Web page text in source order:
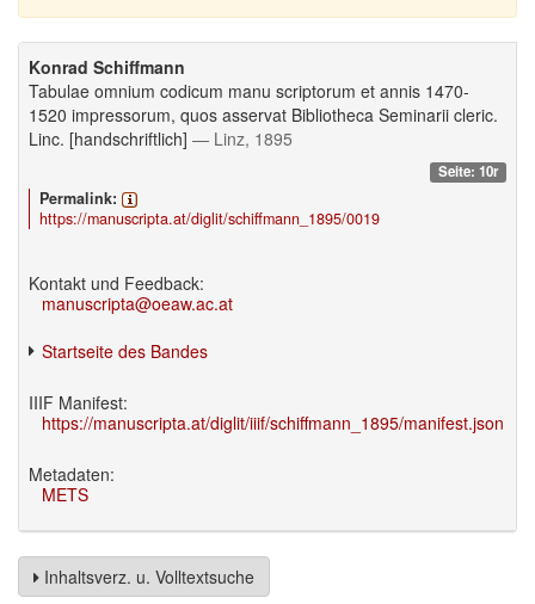
Konrad Schiffmann
Tabulae omnium codicum manu scriptorum et annis 1470-
1520 impressorum, quos asservat Bibliotheca Seminarii cleric.
Linc. [handschriftlich] — Linz, 1895
Seite: 10r
Permalink:
https://manuscripta.at/diglit/schiffmann_1895/0019
Kontakt und Feedback:
manuscripta@oeaw.ac.at
Startseite des Bandes
IIIF Manifest:
https://manuscripta.at/diglit/iiif/schiffmann_1895/manifest.json
Metadaten:
METS
Inhaltsverz. u. Volltextsuche